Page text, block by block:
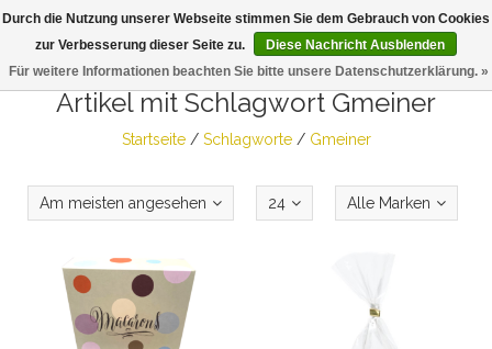
Artikel mit Schlagwort Gmeiner
Startseite/ Schlagworte/ Gmeiner
Am meisten angesehen 24 Alle Marken
Durch die Nutzung unserer Webseite stimmen Sie dem Gebrauch von Cookies
zur Verbesserung dieser Seite zu.
Diese Nachricht Ausblenden
Für weitere Informationen beachten Sie bitte unsere Datenschutzerklärung. »